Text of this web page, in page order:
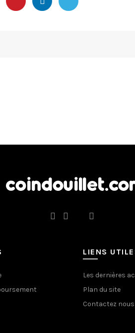
LIENS
Les dernières
Plan du site
Contactez nous